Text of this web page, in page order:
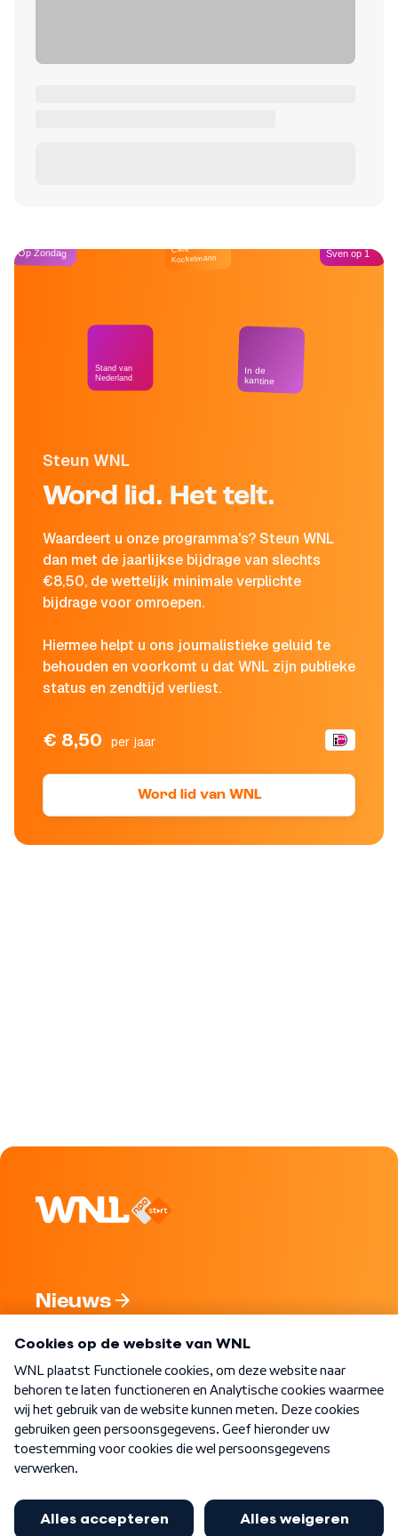
Steun WNL
Word lid. Het telt.
Waardeert u onze programma's? Steun WNL
dan met de jaarlijkse bijdrage van slechts
€8,50, de wettelijk minimale verplichte
bijdrage voor omroepen.
Hiermee helpt u ons journalistieke geluid te
behouden en voorkomt u dat WNL zijn publieke
status en zendtijd verliest.
€ 8,50 per jaar
Word lid van WNL
Op Zondag
Stand van
Nederland
Café
Kockelmann
In de
kantine
Sven op 1
Nieuws
Nieuwsbrief
Word Lid